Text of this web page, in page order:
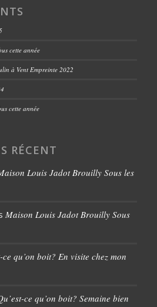
cette année
à Vent Empreinte 2022
cette année
RÉCENT
Louis Jadot Brouilly Sous les
Maison Louis Jadot Brouilly Sous
ce qu’on boit? En visite chez mon
ce qu’on boit? Semaine bien